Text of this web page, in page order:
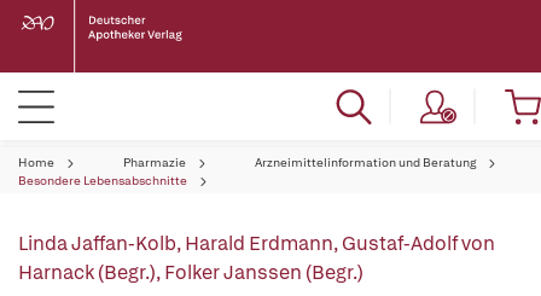
Home Pharmazie
Arzneimittelinformation und Beratung
Besondere Lebensabschnitte
Linda Jaffan-Kolb,Harald Erdmann,Gustaf-Adolf von
Harnack (Begr.),Folker Janssen (Begr.)